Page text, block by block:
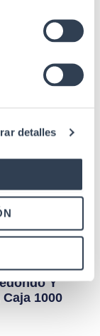
detalles
120MT
Y
1000